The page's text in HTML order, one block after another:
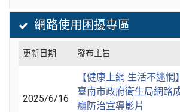
網路使用困擾專區
更新日期 發布主旨
2025/6/16
【健康上網 生活不迷惘】
臺南市政府衛生局網路
癮防治宣導影片